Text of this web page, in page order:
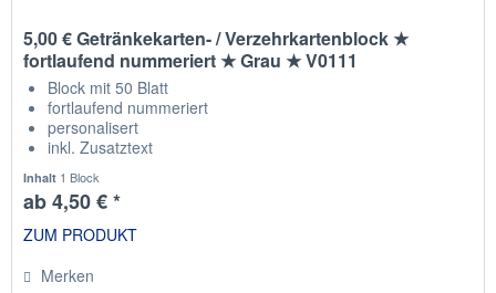
5,00 € Getränkekarten- / Verzehrkartenblock ★
fortlaufend nummeriert ★ Grau ★ V0111
Block mit 50 Blatt
fortlaufend nummeriert
personalisert
inkl. Zusatztext
Inhalt 1 Block
ab 4,50 € *
ZUM PRODUKT
Merken